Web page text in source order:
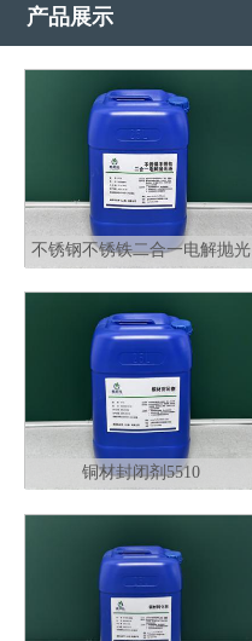
产品展示
不锈钢不锈铁二合一电解抛光
铜材封闭剂5510